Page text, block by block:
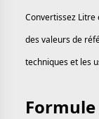
Convertissez Litre
des valeurs de
techniques et les